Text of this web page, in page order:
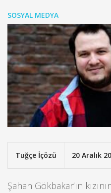
SOSYAL MEDYA
Tuğçe İçözü 20 Aralık
Şahan Gökbakar’ın